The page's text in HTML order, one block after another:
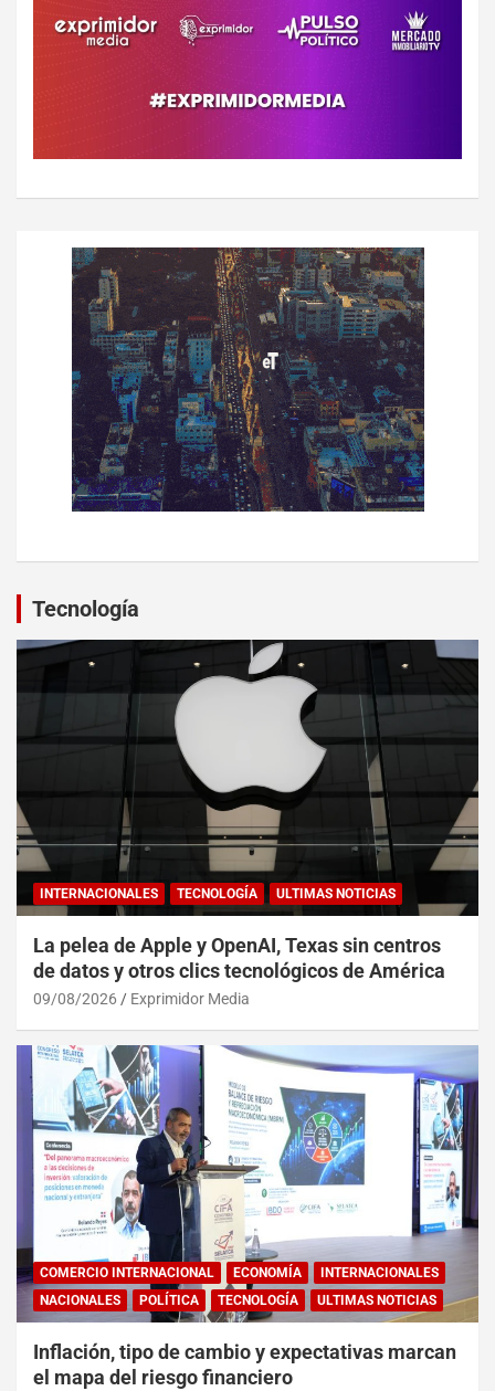
Tecnología
INTERNACIONALES TECNOLOGÍA ULTIMAS NOTICIAS
La pelea de Apple y OpenAI, Texas sin centros
de datos y otros clics tecnológicos de América
09/08/2026 Exprimidor Media
COMERCIO INTERNACIONAL ECONOMÍA
INTERNACIONALES
NACIONALES
POLÍTICA TECNOLOGÍA ULTIMAS NOTICIAS
Inflación, tipo de cambio y expectativas marcan
el mapa del riesgo financiero